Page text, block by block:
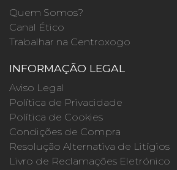
Quem Somos?
Canal Ético
Trabalhar na Centroxogo
INFORMAÇÃO LEGAL
Aviso Legal
Política de Privacidade
Política de Cookies
Condições de Compra
Resolução Alternativa de Litígios
Livro de Reclamações Eletrónico